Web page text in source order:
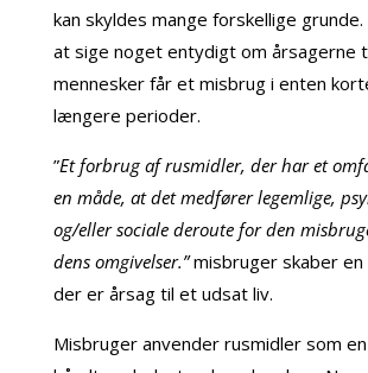
kan skyldes mange forskellige
at sige noget entydigt om årsagerne
mennesker får et misbrug i enten
længere perioder.
”Et forbrug af rusmidler, der har et
en måde, at det medfører legemlige,
og/eller sociale deroute for den
dens omgivelser.”misbruger skaber
der er årsag til et udsat liv.
Misbruger anvender rusmidler som